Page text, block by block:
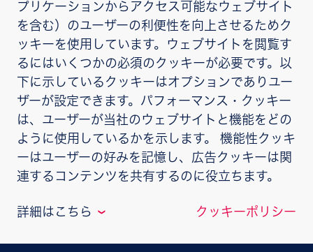
イ」、「エプジコム」、「エピビル」はヴィーブヘ
ルスケア、そのライセンサー、提携パートナーの登
録商標です。
ヴィーブヘルスケア株式会社
住所：東京都港区赤坂1-8-1
プライバシー通知
ご利用条件
お問い合わせ
プリケーションからアクセス可能なウェブサイト
を含む）のユーザーの利便性を向上させるためク
ッキーを使用しています。ウェブサイトを閲覧す
るにはいくつかの必須のクッキーが必要です。以
下に示しているクッキーはオプションでありユー
ザーが設定できます。パフォーマンス・クッキー
は、ユーザーが当社のウェブサイトと機能をどの
ように使用しているかを示します。 機能性クッキ
ーはユーザーの好みを記憶し、広告クッキーは関
連するコンテンツを共有するのに役立ちます。
詳細はこちら ❮ クッキーポリシー